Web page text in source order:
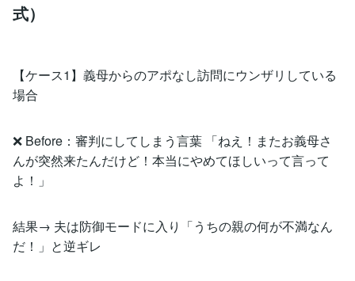
式）
【ケース1】義母からのアポなし訪問にウンザリしている
場合
❌ Before：審判にしてしまう言葉 「ねえ！またお義母さ
んが突然来たんだけど！本当にやめてほしいって言って
よ！」
結果→ 夫は防御モードに入り「うちの親の何が不満なん
だ！」と逆ギレ